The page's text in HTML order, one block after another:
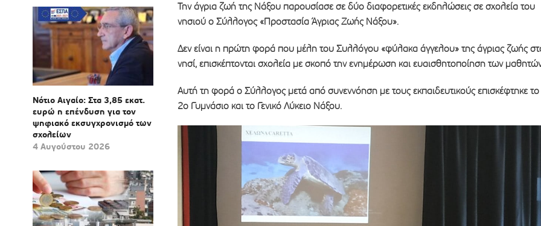
Νότιο Αιγαίο: Στα 3,85 εκατ.
ευρώ η επένδυση για τον
ψηφιακό εκσυγχρονισμό των
σχολείων
4 Αυγούστου 2026
Την άγρια ζωή της Νάξου παρουσίασε σε δύο διαφορετικές εκδηλώσεις σε σχολεία του
νησιού ο Σύλλογος «Προστασία Άγριας Ζωής Νάξου».
Δεν είναι η πρώτη φορά που μέλη του Συλλόγου «φύλακα άγγελου» της άγριας ζωής
νησί, επισκέπτονται σχολεία με σκοπό την ενημέρωση και ευαισθητοποίηση των
Αυτή τη φορά ο Σύλλογος μετά από συνεννόηση με τους εκπαιδευτικούς επισκέφτηκε το
2ο Γυμνάσιο και το Γενικό Λύκειο Νάξου.